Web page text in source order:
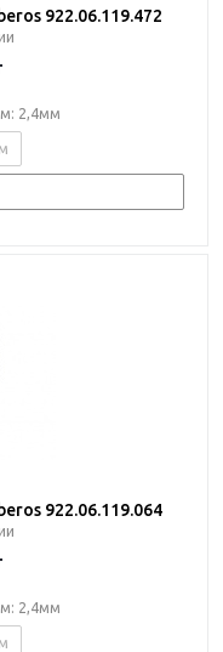
922.06.119.472
2,4мм
922.06.119.064
2,4мм